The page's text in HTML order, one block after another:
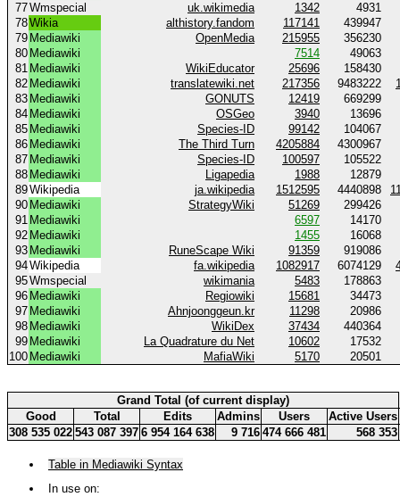
77Wmspecial uk.wikimedia 1342
4931
78Wikia althistory.fandom 117141
439947
79 Mediawiki OpenMedia 215955
356230
80 Mediawiki 7514
49063
81 Mediawiki WikiEducator 25696
158430
82 Mediawiki translatewiki.net 217356 9483222
83 Mediawiki GONUTS 12419
669299
84 Mediawiki OSGeo 3940
13696
85 Mediawiki Species-ID 99142
104067
86 Mediawiki The Third Turn 4205884
4300967
87 Mediawiki Species-ID 100597
105522
88 Mediawiki Ligapedia 1988
12879
89Wikipedia ja.wikipedia 1512595 4440898
90 Mediawiki StrategyWiki 51269
299426
91 Mediawiki 6597
14170
92 Mediawiki 1455
16068
93 Mediawiki RuneScape Wiki 91359
919086
94Wikipedia fa.wikipedia 1082917 6074129
95Wmspecial wikimania 5483
178863
96 Mediawiki Regiowiki 15681
34473
97 Mediawiki Ahnjoonggeun.kr 11298
20986
98 Mediawiki WikiDex 37434
440364
99 Mediawiki La Quadrature du Net 10602
17532
100 Mediawiki MafiaWiki 5170 20501
Grand Total (of current display)
Good
Total Edits Admins Users
Active Users
308 535 022 543 087 397 6 954 164 638 9 716 474 666 481 568 353
Table in Mediawiki Syntax
In use on: